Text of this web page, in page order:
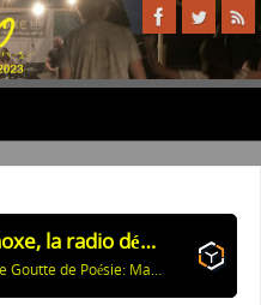
Equinoxe, la radio découverte
La Petite Goutte de Poésie: Marie Noël: Connais moi